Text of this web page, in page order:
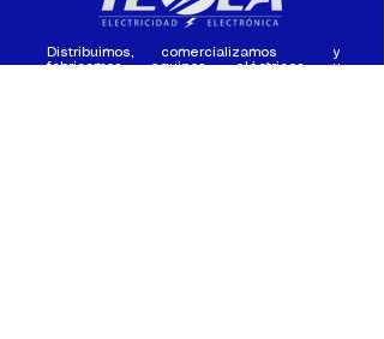
Distribuimos, comercializamos y
fabricamos equipos eléctricos y